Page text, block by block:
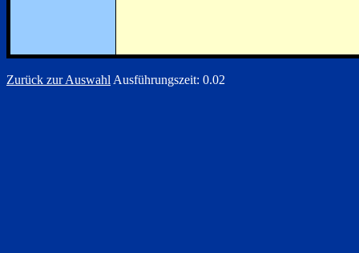
Zurück zur Auswahl Ausführungszeit: 0.02